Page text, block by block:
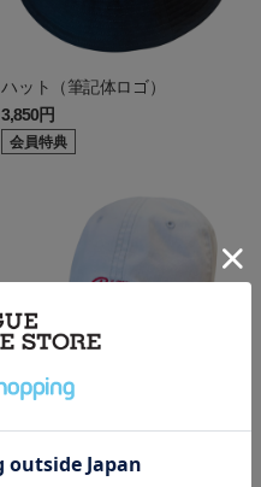
ハット（筆記体ロゴ）
3,850円
会員特典
3,300円